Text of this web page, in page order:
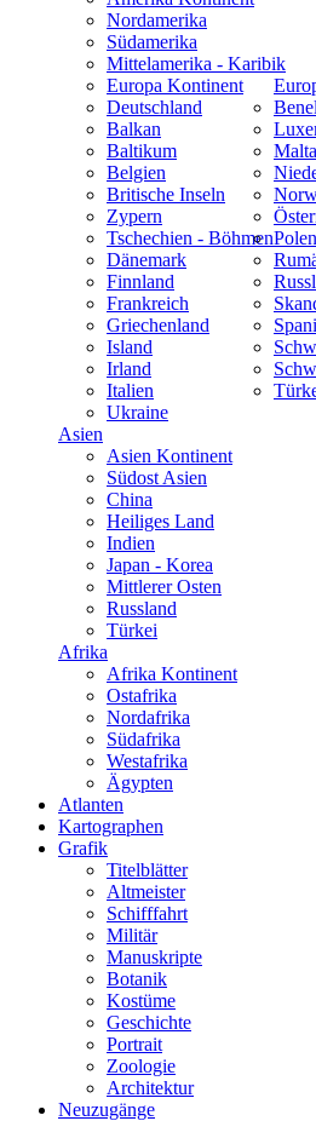
Nordamerika
Südamerika
Mittelamerika - Karibik
Europa Kontinent
Deutschland
Balkan
Baltikum
Belgien
Britische Inseln
Zypern
Tschechien - Böhmen
Dänemark
Finnland
Frankreich
Griechenland
Island
Irland
Italien
Malta
Polen
Ukraine
Asien
Asien Kontinent
Südost Asien
China
Heiliges Land
Indien
Japan - Korea
Mittlerer Osten
Russland
Türkei
Afrika
Afrika Kontinent
Ostafrika
Nordafrika
Südafrika
Westafrika
Ägypten
Atlanten
Kartographen
Grafik
Titelblätter
Altmeister
Schifffahrt
Militär
Manuskripte
Botanik
Kostüme
Geschichte
Portrait
Zoologie
Architektur
Neuzugänge